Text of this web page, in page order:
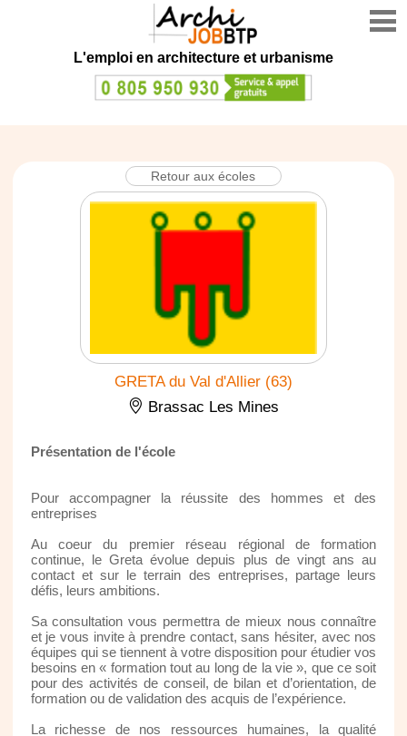
L'emploi en architecture et urbanisme
Retour aux écoles
GRETA du Val d'Allier (63)
Brassac Les Mines
Présentation de l'école
Pour accompagner la réussite des hommes et des
entreprises
Au coeur du premier réseau régional de formation
continue, le Greta évolue depuis plus de vingt ans au
contact et sur le terrain des entreprises, partage leurs
défis, leurs ambitions.
Sa consultation vous permettra de mieux nous connaître
et je vous invite à prendre contact, sans hésiter, avec nos
équipes qui se tiennent à votre disposition pour étudier vos
besoins en « formation tout au long de la vie », que ce soit
pour des activités de conseil, de bilan et d’orientation, de
formation ou de validation des acquis de l’expérience.
La richesse de nos ressources humaines, la qualité